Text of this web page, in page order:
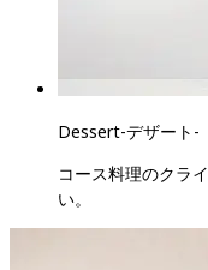
Dessert-デザート -
コース料理のクラ
い。